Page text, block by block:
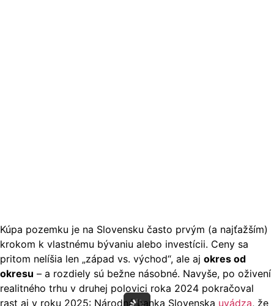
Kúpa pozemku je na Slovensku často prvým (a najťažším)
krokom k vlastnému bývaniu alebo investícii. Ceny sa
pritom nelíšia len „západ vs. východ“, ale aj okres od
okresu – a rozdiely sú bežne násobné. Navyše, po oživení
realitného trhu v druhej polovici roka 2024 pokračoval
rast aj v roku 2025: Národná banka Slovenska uvádza, že